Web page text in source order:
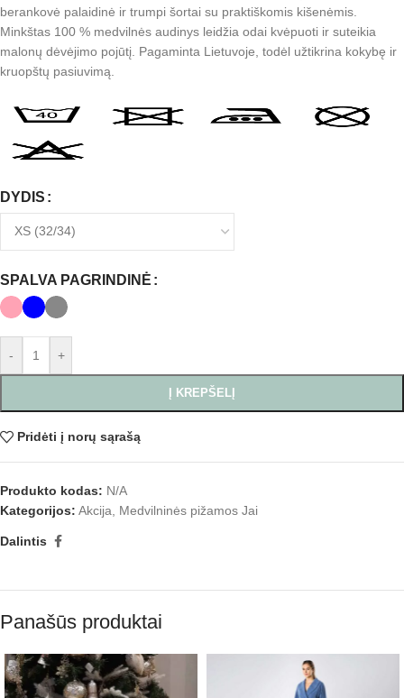
berankovė palaidinė ir trumpi šortai su praktiškomis kišenėmis.
Minkštas 100 % medvilnės audinys leidžia odai kvėpuoti ir suteikia
malonų dėvėjimo pojūtį. Pagaminta Lietuvoje, todėl užtikrina kokybę ir
kruopštų pasiuvimą.
DYDIS
SPALVA PAGRINDINĖ
- +
Į KREPŠELĮ
Pridėti į norų sąrašą
Produkto kodas: N/A
Kategorijos: Akcija Medvilninės pižamos Jai
Dalintis
Panašūs produktai